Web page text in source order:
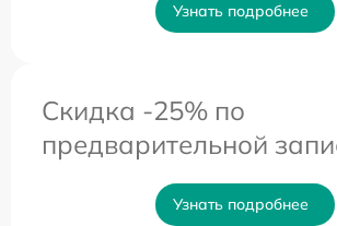
Узнать подробнее
Скидка -25% по
предварительной
Узнать подробнее